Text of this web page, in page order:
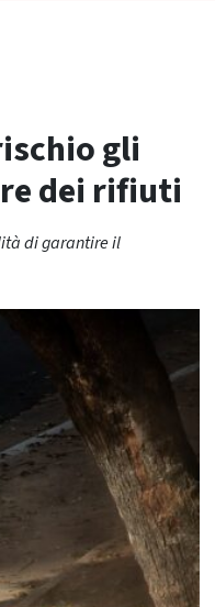
gli
dei rifiuti
di garantire il